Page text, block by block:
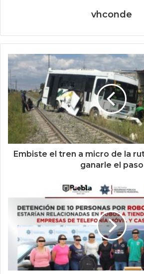
vhconde
Embiste el tren a micro de la
ganarle el paso